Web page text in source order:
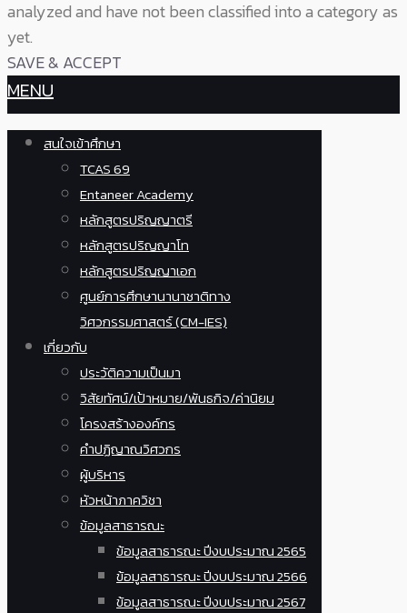
analyzed and have not been classified into a category as
yet.
SAVE & ACCEPT
MENU
สนใจเข้าศึกษา
TCAS 69
Entaneer Academy
หลักสูตรปริญญาตรี
หลักสูตรปริญญาโท
หลักสูตรปริญญาเอก
ศูนย์การศึกษานานาชาติทาง
วิศวกรรมศาสตร์ (CM-IES)
เกี่ยวกับ
ประวัติความเป็นมา
วิสัยทัศน์/เป้าหมาย/พันธกิจ/ค่านิยม
โครงสร้างองค์กร
คำปฏิญาณวิศวกร
ผู้บริหาร
หัวหน้าภาควิชา
ข้อมูลสาธารณะ
ข้อมูลสาธารณะ ปีงบประมาณ 2565
ข้อมูลสาธารณะ ปีงบประมาณ 2566
ข้อมูลสาธารณะ ปีงบประมาณ 2567